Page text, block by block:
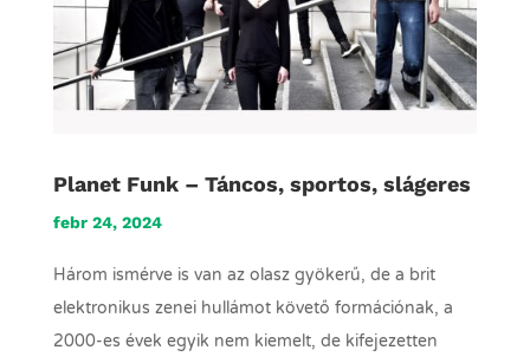
Planet Funk – Táncos, sportos, slágeres
febr 24, 2024
Három ismérve is van az olasz gyökerű, de a brit
elektronikus zenei hullámot követő formációnak, a
2000-es évek egyik nem kiemelt, de kifejezetten